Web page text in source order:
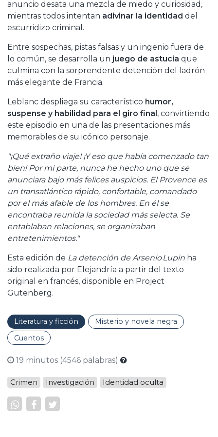
anuncio desata una mezcla de miedo y curiosidad,
mientras todos intentan adivinar la identidad del
escurridizo criminal.
Entre sospechas, pistas falsas y un ingenio fuera de
lo común, se desarrolla un juego de astucia que
culmina con la sorprendente detención del ladrón
más elegante de Francia.
Leblanc despliega su característico humor,
suspense y habilidad para el giro final, convirtiendo
este episodio en una de las presentaciones más
memorables de su icónico personaje.
"¡Qué extraño viaje! ¡Y eso que había comenzado tan
bien! Por mi parte, nunca he hecho uno que se
anunciara bajo más felices auspicios. El Provence es
un transatlántico rápido, confortable, comandado
por el más afable de los hombres. En él se
encontraba reunida la sociedad más selecta. Se
entablaban relaciones, se organizaban
entretenimientos."
Esta edición de La detención de Arsenio Lupin ha
sido realizada por Elejandría a partir del texto
original en francés, disponible en Project
Gutenberg.
Literatura y ficción
Misterio y novela negra
Cuentos
19 minutos (4546 palabras)
Crimen Investigación Identidad oculta